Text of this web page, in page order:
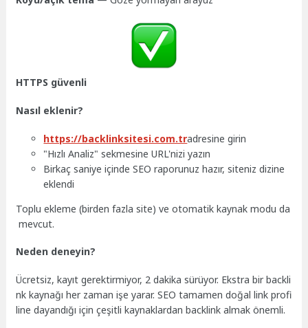
HTTPS güvenli
Nasıl eklenir?
https://backlinksitesi.com.tradresine girin
"Hızlı Analiz" sekmesine URL'nizi yazın
Birkaç saniye içinde SEO raporunuz hazır, siteniz dizine
eklendi
Toplu ekleme (birden fazla site) ve otomatik kaynak modu da
mevcut.
Neden deneyin?
Ücretsiz, kayıt gerektirmiyor, 2 dakika sürüyor. Ekstra bir backli
nk kaynağı her zaman işe yarar. SEO tamamen doğal link profi
line dayandığı için çeşitli kaynaklardan backlink almak önemli.